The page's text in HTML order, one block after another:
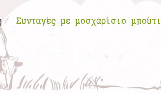
Συνταγές με μοσχαρίσιο μπούτι